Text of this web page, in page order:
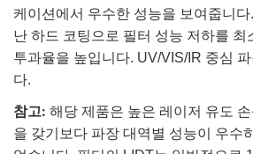
케이션에서 우수한 성능을 보여줍니다
난 하드 코팅으로 필터 성능 저하를 최
투과율을 높입니다. UV/VIS/IR 중심 파
다.
참고: 해당 제품은 높은 레이저 유도
을 갖기보다 파장 대역별 성능이 우수